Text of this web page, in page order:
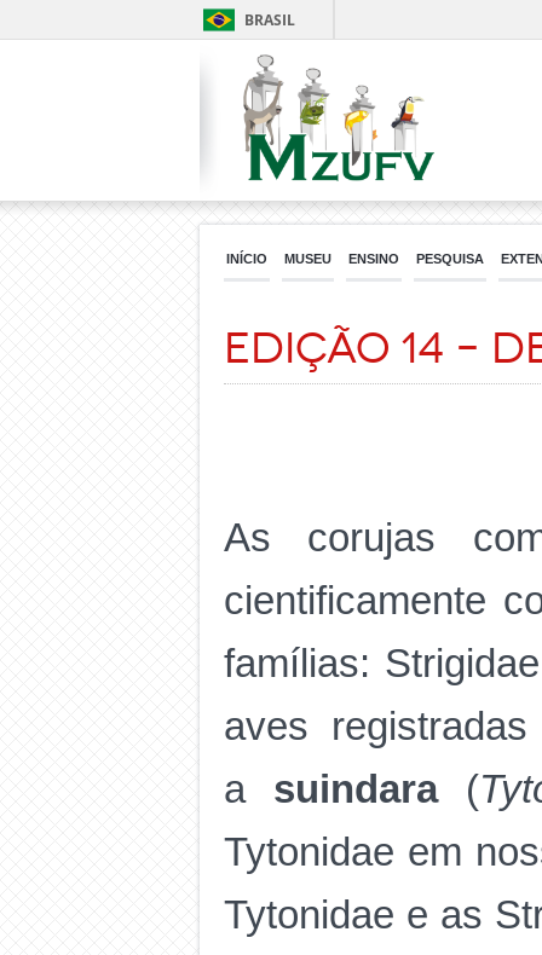
BRASIL
INÍCIO MUSEU ENSINO PESQUISA
Edição 14 –
As corujas
cientificamente
famílias:
aves
a suindara(
Tytonidae em
Tytonidae e as